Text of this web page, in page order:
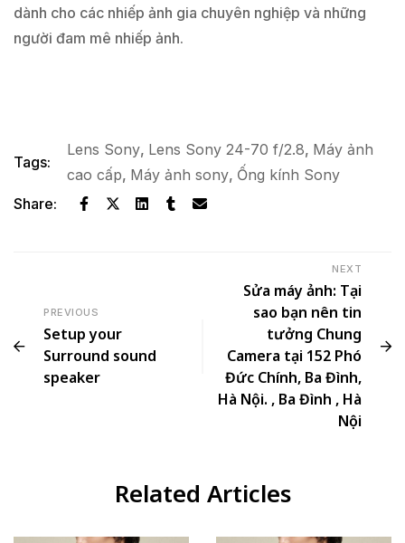
dành cho các nhiếp ảnh gia chuyên nghiệp và những
người đam mê nhiếp ảnh.
Tags:
Lens Sony, Lens Sony 24-70 f/2.8, Máy ảnh
cao cấp, Máy ảnh sony, Ống kính Sony
Share:
PREVIOUS
Setup your
Surround sound
speaker
NEXT
Sửa máy ảnh: Tại
sao bạn nên tin
tưởng Chung
Camera tại 152 Phó
Đức Chính, Ba Đình,
Hà Nội. , Ba Đình , Hà
Nội
Related Articles